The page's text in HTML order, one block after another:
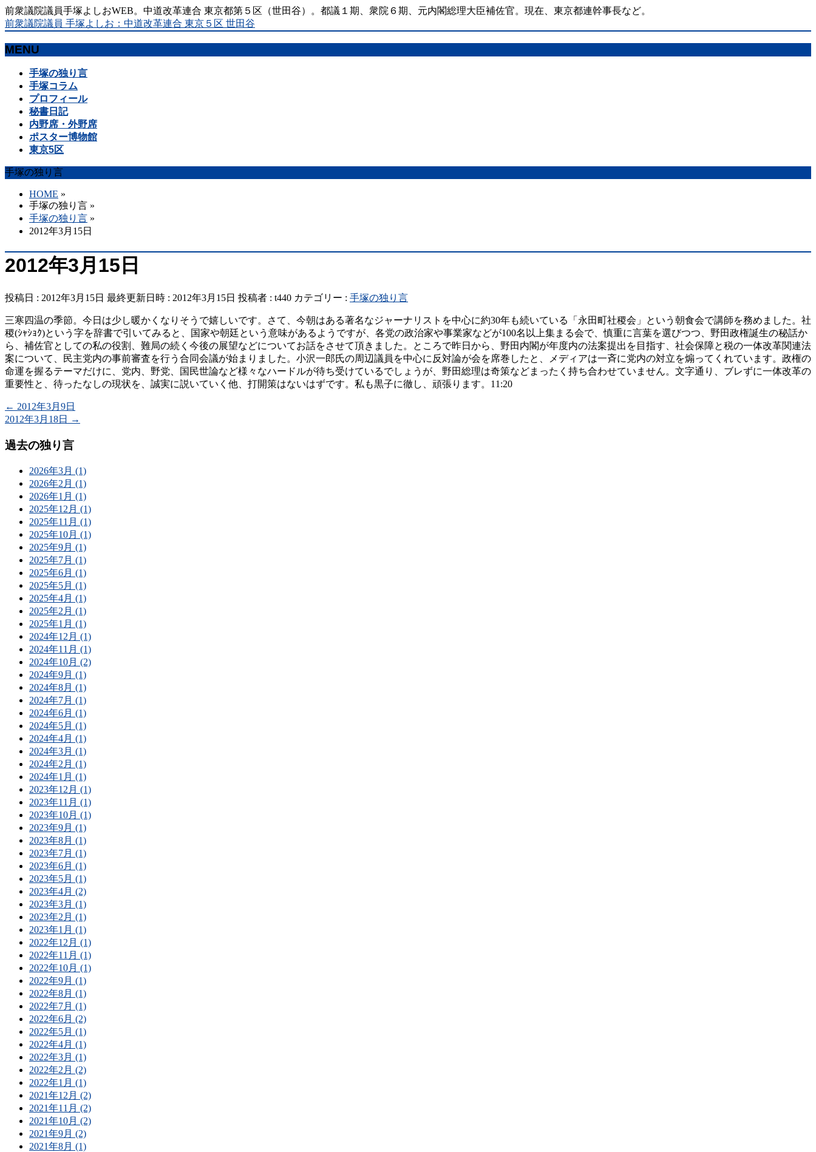
前衆議院議員手塚よしおWEB。中道改革連合 東京都第５区（世田谷）。都議１期、衆院６期、元内閣総理大臣補佐官。現在、東京都連幹事長など。
前衆議院議員 手塚よしお：中道改革連合 東京５区 世田谷
MENU
手塚の独り言
手塚コラム
プロフィール
秘書日記
内野席・外野席
ポスター博物館
東京5区
手塚の独り言
HOME »
手塚の独り言 »
手塚の独り言 »
2012年3月15日
2012年3月15日
投稿日 : 2012年3月15日 最終更新日時 : 2012年3月15日 投稿者 : t440 カテゴリー : 手塚の独り言
三寒四温の季節。今日は少し暖かくなりそうで嬉しいです。さて、今朝はある著名なジャーナリストを中心に約30年も続いている「永田町社稷会」という朝食会で講師を務めました。社
稷(ｼｬｼｮｸ)という字を辞書で引いてみると、国家や朝廷という意味があるようですが、各党の政治家や事業家などが100名以上集まる会で、慎重に言葉を選びつつ、野田政権誕生の秘話か
ら、補佐官としての私の役割、難局の続く今後の展望などについてお話をさせて頂きました。ところで昨日から、野田内閣が年度内の法案提出を目指す、社会保障と税の一体改革関連法
案について、民主党内の事前審査を行う合同会議が始まりました。小沢一郎氏の周辺議員を中心に反対論が会を席巻したと、メディアは一斉に党内の対立を煽ってくれています。政権の
命運を握るテーマだけに、党内、野党、国民世論など様々なハードルが待ち受けているでしょうが、野田総理は奇策などまったく持ち合わせていません。文字通り、ブレずに一体改革の
重要性と、待ったなしの現状を、誠実に説いていく他、打開策はないはずです。私も黒子に徹し、頑張ります。11:20
← 2012年3月9日
2012年3月18日
→
過去の独り言
2026年3月 (1)
2026年2月 (1)
2026年1月 (1)
2025年12月 (1)
2025年11月 (1)
2025年10月 (1)
2025年9月 (1)
2025年7月 (1)
2025年6月 (1)
2025年5月 (1)
2025年4月 (1)
2025年2月 (1)
2025年1月 (1)
2024年12月 (1)
2024年11月 (1)
2024年10月 (2)
2024年9月 (1)
2024年8月 (1)
2024年7月 (1)
2024年6月 (1)
2024年5月 (1)
2024年4月 (1)
2024年3月 (1)
2024年2月 (1)
2024年1月 (1)
2023年12月 (1)
2023年11月 (1)
2023年10月 (1)
2023年9月 (1)
2023年8月 (1)
2023年7月 (1)
2023年6月 (1)
2023年5月 (1)
2023年4月 (2)
2023年3月 (1)
2023年2月 (1)
2023年1月 (1)
2022年12月 (1)
2022年11月 (1)
2022年10月 (1)
2022年9月 (1)
2022年8月 (1)
2022年7月 (1)
2022年6月 (2)
2022年5月 (1)
2022年4月 (1)
2022年3月 (1)
2022年2月 (2)
2022年1月 (1)
2021年12月 (2)
2021年11月 (2)
2021年10月 (2)
2021年9月 (2)
2021年8月 (1)